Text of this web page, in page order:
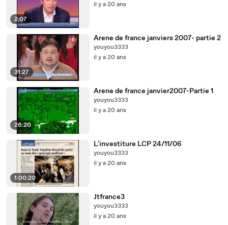
2:07
il y a 20 ans
31:27
Arene de france janviers 2007- partie 2
youyou3333
il y a 20 ans
26:20
Arene de france janvier2007-Partie 1
youyou3333
il y a 20 ans
1:00:20
L'investiture LCP 24/11/06
youyou3333
il y a 20 ans
Jtfrance3
youyou3333
il y a 20 ans